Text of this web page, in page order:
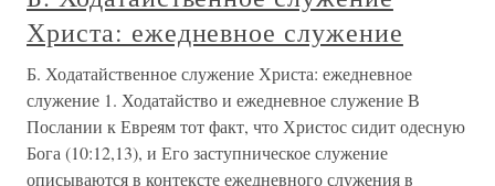
Христа: ежедневное служение
Б. Ходатайственное служение Христа: ежедневное
служение 1. Ходатайство и ежедневное служение В
Послании к Евреям тот факт, что Христос сидит одесную
Бога (10:12,13), и Его заступническое служение
описываются в контексте ежедневного служения в